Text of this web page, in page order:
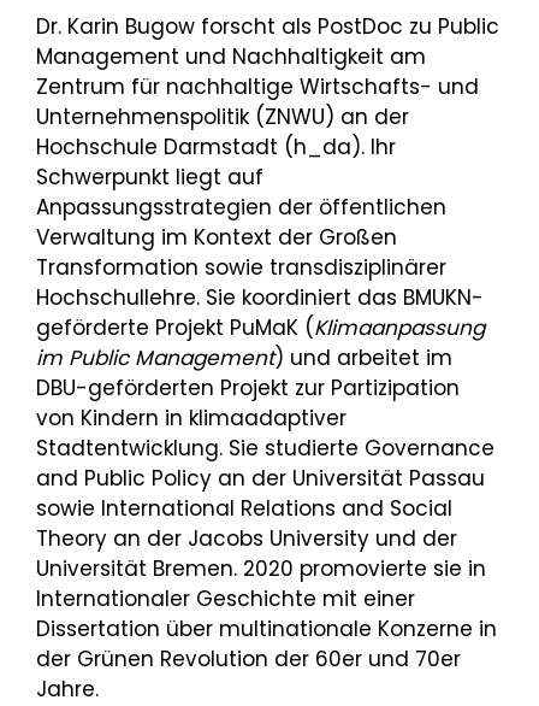
Dr. Karin Bugow forscht als PostDoc zu Public
Management und Nachhaltigkeit am
Zentrum für nachhaltige Wirtschafts- und
Unternehmenspolitik (ZNWU) an der
Hochschule Darmstadt (h_da). Ihr
Schwerpunkt liegt auf
Anpassungsstrategien der öffentlichen
Verwaltung im Kontext der Großen
Transformation sowie transdisziplinärer
Hochschullehre. Sie koordiniert das BMUKN-
geförderte Projekt PuMaK (Klimaanpassung
im Public Management) und arbeitet im
DBU-geförderten Projekt zur Partizipation
von Kindern in klimaadaptiver
Stadtentwicklung. Sie studierte Governance
and Public Policy an der Universität Passau
sowie International Relations and Social
Theory an der Jacobs University und der
Universität Bremen. 2020 promovierte sie in
Internationaler Geschichte mit einer
Dissertation über multinationale Konzerne in
der Grünen Revolution der 60er und 70er
Jahre.